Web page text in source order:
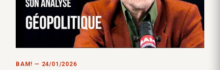
BAM! — 24/01/2026